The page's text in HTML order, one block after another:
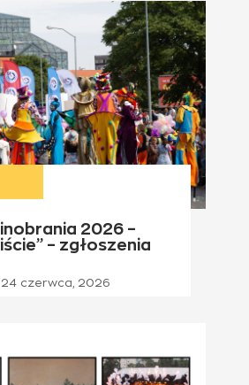
2026 –
– zgłoszenia
24 czerwca, 2026